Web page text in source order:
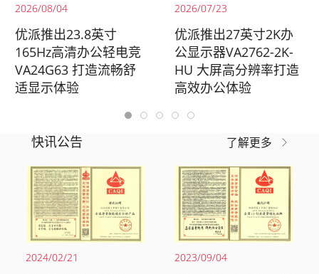
2026/08/04
优派推出23.8英寸
165Hz高清办公轻电竞
VA24G63 打造流畅舒
适显示体验
2026/07/23
优派推出27英寸2K办
公显示器VA2762-2K-
HU 大屏高分辨率打造
高效办公体验
快讯公告 了解更多
2024/02/21 2023/09/04